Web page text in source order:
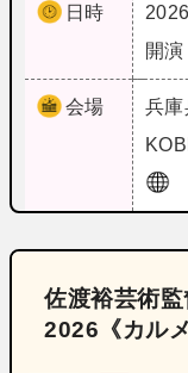
日時
開
会場 兵庫
佐渡裕芸術
2026《カルメ